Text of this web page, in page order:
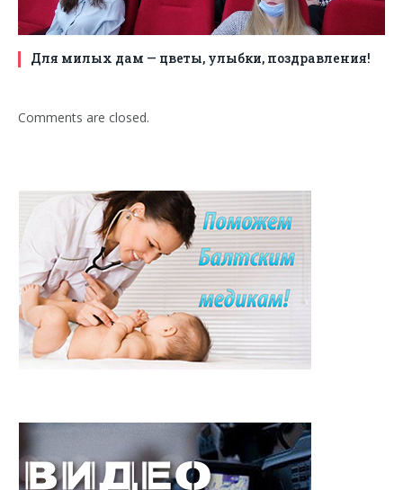
Для милых дам — цветы, улыбки, поздравления!
Comments are closed.